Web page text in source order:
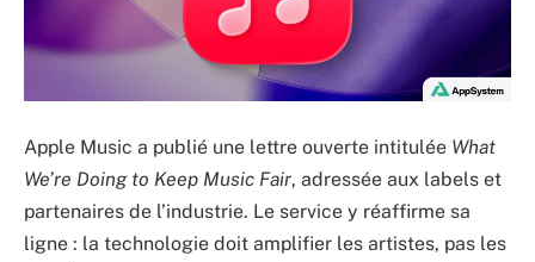
Apple Music a publié une lettre ouverte intitulée What
We’re Doing to Keep Music Fair, adressée aux labels et
partenaires de l’industrie. Le service y réaffirme sa
ligne : la technologie doit amplifier les artistes, pas les